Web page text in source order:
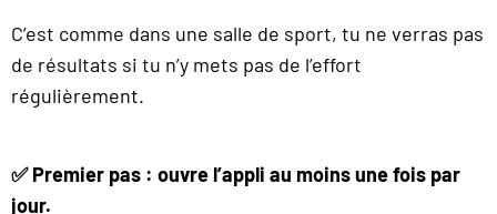
C’est comme dans une salle de sport, tu ne verras pas
de résultats si tu n’y mets pas de l’effort
régulièrement.
✅ Premier pas : ouvre l’appli au moins une fois par
jour.